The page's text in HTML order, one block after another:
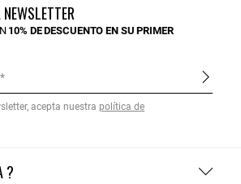
?
10% DE DESCUENTO EN SU PRIMER
acepta nuestra política de